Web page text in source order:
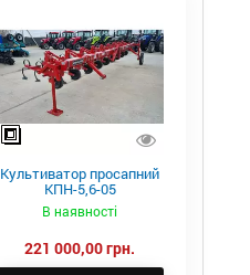
Культиватор просапний
КПН-5,6-05
В наявності
221 000,00 грн.